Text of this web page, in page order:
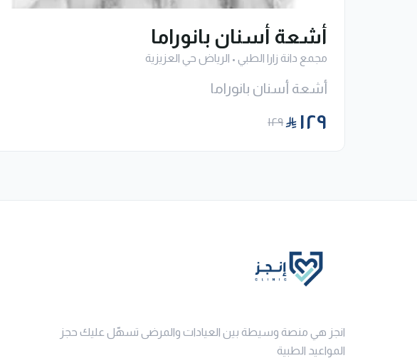
أشعة أسنان بانوراما
مجمع دانة زارا الطبي• الرياض حي العزيزية
أشعة أسنان بانوراما
١٢٩ ١٢٩
انجز هي منصة وسيطة بين العيادات والمرضى تسهّل عليك حجز
المواعيد الطبية